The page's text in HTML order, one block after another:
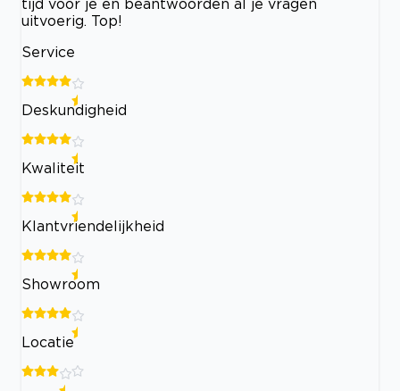
tijd voor je en beantwoorden al je vragen
uitvoerig. Top!
Service
Deskundigheid
Kwaliteit
Klantvriendelijkheid
Showroom
Locatie